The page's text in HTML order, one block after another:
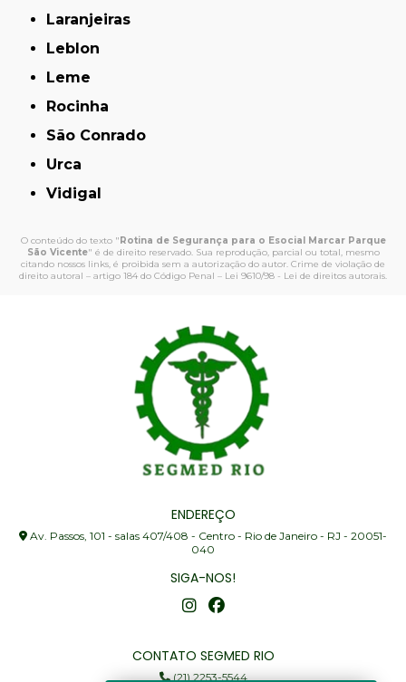
Laranjeiras
Leblon
Leme
Rocinha
São Conrado
Urca
Vidigal
O conteúdo do texto "Rotina de Segurança para o Esocial Marcar Parque
São Vicente" é de direito reservado. Sua reprodução, parcial ou total, mesmo
citando nossos links, é proibida sem a autorização do autor. Crime de violação de
direito autoral – artigo 184 do Código Penal – Lei 9610/98 - Lei de direitos autorais.
ENDEREÇO
Av. Passos, 101 - salas 407/408 - Centro - Rio de Janeiro - RJ - 20051-
040
SIGA-NOS!
CONTATO SEGMED RIO
(21) 2253-5544